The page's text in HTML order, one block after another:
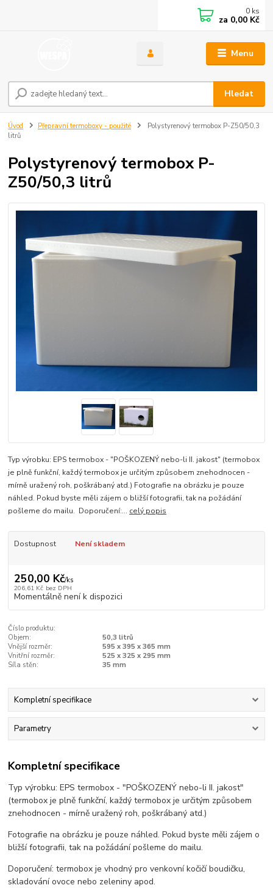
Menu
Hledat
0 ks
za 0,00 Kč
Úvod Přepravní termoboxy - použité
Polystyrenový termobox P-Z50/50,3
litrů
Polystyrenový termobox P-
Z50/50,3 litrů
Typ výrobku: EPS termobox - "POŠKOZENÝ nebo-li II. jakost" (termobox
je plně funkční, každý termobox je určitým způsobem znehodnocen -
mírně uražený roh, poškrábaný atd.) Fotografie na obrázku je pouze
náhled. Pokud byste měli zájem o bližší fotografii, tak na požádání
pošleme do mailu. Doporučení:... celý popis
Dostupnost Není skladem
250,00 Kč/ks
206,61 Kč bez DPH
Momentálně není k dispozici
Číslo produktu:
Objem:
50,3 litrů
Vnější rozměr:
595 x 395 x 365 mm
Vnitřní rozměr:
525 x 325 x 295 mm
Síla stěn:
35 mm
Kompletní specifikace
Parametry
Kompletní specifikace
Typ výrobku: EPS termobox - "POŠKOZENÝ nebo-li II. jakost"
(termobox je plně funkční, každý termobox je určitým způsobem
znehodnocen - mírně uražený roh, poškrábaný atd.)
Fotografie na obrázku je pouze náhled. Pokud byste měli zájem o
bližší fotografii, tak na požádání pošleme do mailu.
Doporučení: termobox je vhodný pro venkovní kočičí boudičku,
skladování ovoce nebo zeleniny apod.